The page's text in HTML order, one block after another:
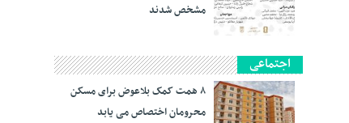
مشخص شدند
اجتماعی
۸ همت کمک بلاعوض برای مسکن
محرومان اختصاص می یابد